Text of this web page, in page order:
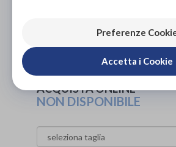
PROVA E NOLEGGIA IN
NON DISPONIBILE
ACQUISTA ONLINE
NON DISPONIBILE
Preferenze
Accetta i Cookie